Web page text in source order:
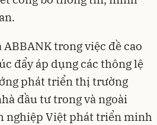
trong việc đề cao
đẩy áp dụng các thông lệ
phát triển thị trường
đầu tư trong và ngoài
nghiệp Việt phát triển minh